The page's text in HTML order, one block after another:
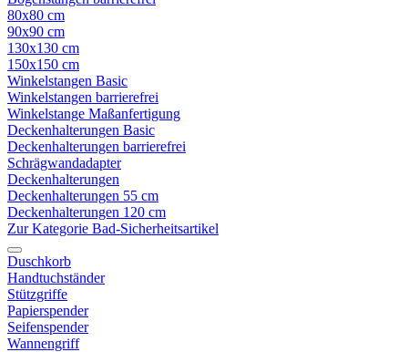
80x80 cm
90x90 cm
130x130 cm
150x150 cm
Winkelstangen Basic
Winkelstangen barrierefrei
Winkelstange Maßanfertigung
Deckenhalterungen Basic
Deckenhalterungen barrierefrei
Schrägwandadapter
Deckenhalterungen
Deckenhalterungen 55 cm
Deckenhalterungen 120 cm
Zur Kategorie Bad-Sicherheitsartikel
Duschkorb
Handtuchständer
Stützgriffe
Papierspender
Seifenspender
Wannengriff